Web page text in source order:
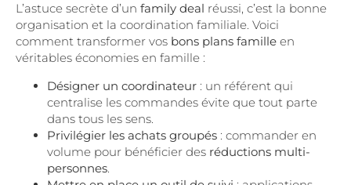
L’astuce secrète d’un family deal réussi, c’est la bonne
organisation et la coordination familiale. Voici
comment transformer vos bons plans famille en
véritables économies en famille :
Désigner un coordinateur : un référent qui
centralise les commandes évite que tout parte
dans tous les sens.
Privilégier les achats groupés : commander en
volume pour bénéficier des réductions multi-
personnes